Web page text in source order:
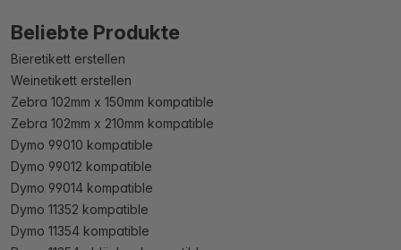
Beliebte Produkte
Bieretikett erstellen
Weinetikett erstellen
Zebra 102mm x 150mm kompatible
Zebra 102mm x 210mm kompatible
Dymo 99010 kompatible
Dymo 99012 kompatible
Dymo 99014 kompatible
Dymo 11352 kompatible
Dymo 11354 kompatible